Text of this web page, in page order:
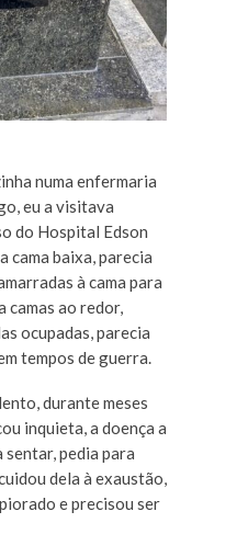
numa enfermaria
eu a visitava
do Hospital Edson
cama baixa, parecia
à cama para
camas ao redor,
ocupadas, parecia
tempos de guerra.
durante meses
inquieta, a doença a
pedia para
dela à exaustão,
e precisou ser